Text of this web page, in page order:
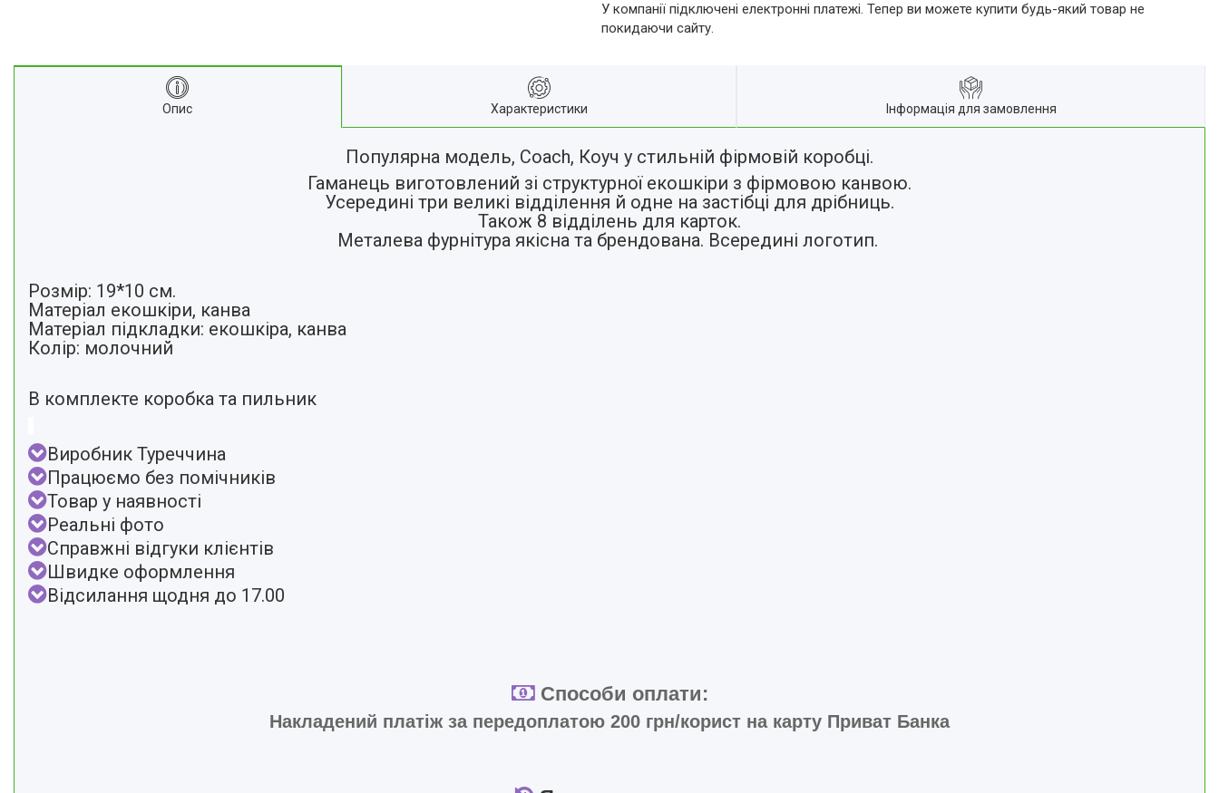
У компанії підключені електронні платежі. Тепер ви можете купити будь-який товар не
покидаючи сайту.
Опис Характеристики Інформація для замовлення
Популярна модель, Coach, Коуч у стильній фірмовій коробці.
Гаманець виготовлений зі структурної екошкіри з фірмовою канвою.
Усередині три великі відділення й одне на застібці для дрібниць.
Також 8 відділень для карток.
Металева фурнітура якісна та брендована. Всередині логотип.
Розмір: 19*10 см.
Матеріал екошкіри, канва
Матеріал підкладки: екошкіра, канва
Колір: молочний
В комплекте коробка та пильник
Виробник Туреччина
Працюємо без помічників
Товар у наявності
Реальні фото
Справжні відгуки клієнтів
Швидке оформлення
Відсилання щодня до 17.00
Способи оплати:
Накладений платіж за передоплатою 200 грн/корист на карту Приват Банка